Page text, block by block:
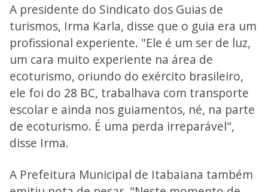
A presidente do Sindicato dos Guias de
turismos, Irma Karla, disse que o guia era um
profissional experiente. "Ele é um ser de luz,
um cara muito experiente na área de
ecoturismo, oriundo do exército brasileiro,
ele foi do 28 BC, trabalhava com transporte
escolar e ainda nos guiamentos, né, na parte
de ecoturismo. É uma perda irreparável",
disse Irma.
A Prefeitura Municipal de Itabaiana também